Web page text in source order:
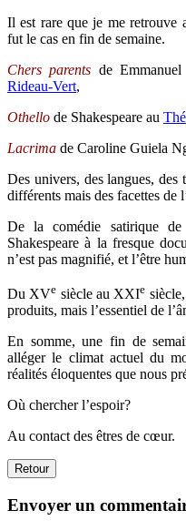
Il est rare que je me retrouve
fut le cas en fin de semaine.
Chers parents de
Rideau-Vert,
Othello de Shakespeare au
Lacrima de Caroline Guiela
Des univers, des langues, des
différents mais des facettes de
De la comédie satirique
Shakespeare à la fresque
n’est pas magnifié, et l’être
Du XVe siècle au XXIe
produits, mais l’essentiel de
En somme, une fin de
alléger le climat actuel du
réalités éloquentes que nous
Où chercher l’espoir?
Au contact des êtres de cœur.
Retour
Envoyer un